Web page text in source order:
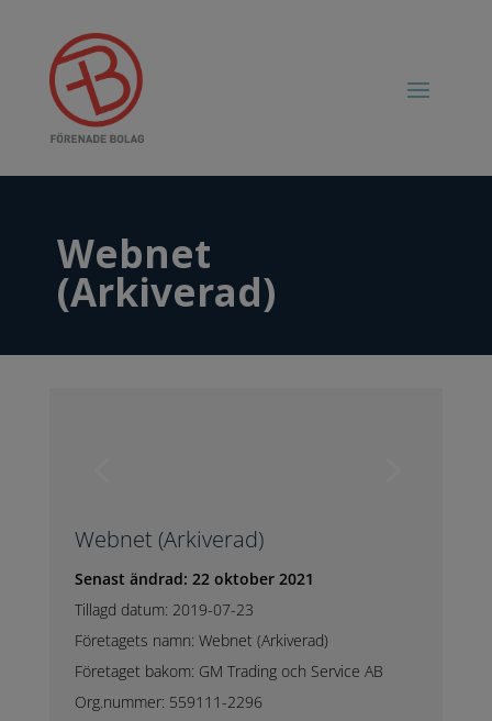
Webnet
(Arkiverad)
Webnet (Arkiverad)
Senast ändrad: 22 oktober 2021
Tillagd datum: 2019-07-23
Företagets namn: Webnet (Arkiverad)
Företaget bakom: GM Trading och Service AB
Org.nummer: 559111-2296